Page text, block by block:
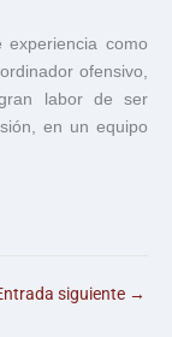
como
ofensivo,
labor de ser
en un equipo
siguiente →